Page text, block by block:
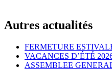
Autres actualités
FERMETURE
VACANCES D’ÉTÉ
ASSEMBLEE